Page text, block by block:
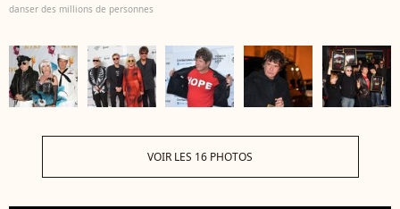
danser des millions de personnes
VOIR LES 16 PHOTOS